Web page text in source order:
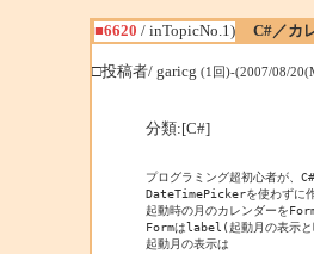
■6620 / inTopicNo.1)
C#／カ
□投稿者/ garicg (1回)-(2007/08/
分類:[C#]
プログラミング超初心者が、
DateTimePickerを使わずに作
起動時の月のカレンダーを
Formはlabel(起動月の表示
起動月の表示は